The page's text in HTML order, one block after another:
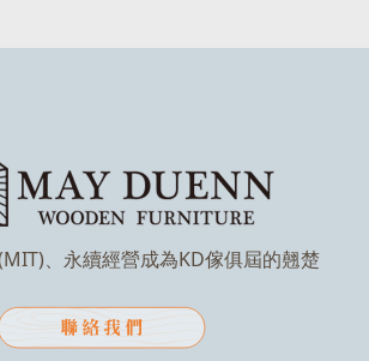
、永續經營成為KD傢俱屆的翹楚